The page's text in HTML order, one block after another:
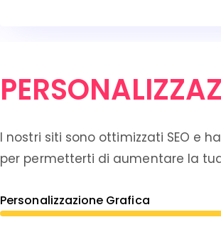
I nostri siti sono ottimizzati SEO e
per permetterti di aumentare la
Personalizzazione Grafica